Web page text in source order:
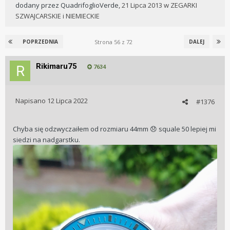
dodany przez QuadrifoglioVerde,21 Lipca 2013 w ZEGARKI
SZWAJCARSKIE i NIEMIECKIE
POPRZEDNIA DALEJ
Strona 56 z 72
Rikimaru75 7634
#1376
Napisano 12 Lipca 2022
Chyba się odzwyczaiłem od rozmiaru 44mm 😞 squale 50 lepiej mi
siedzi na nadgarstku.